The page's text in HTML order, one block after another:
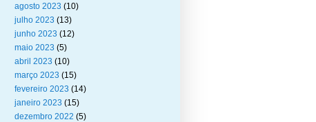
agosto 2023 (10)
julho 2023 (13)
junho 2023 (12)
maio 2023 (5)
abril 2023 (10)
março 2023 (15)
fevereiro 2023 (14)
janeiro 2023 (15)
dezembro 2022 (5)